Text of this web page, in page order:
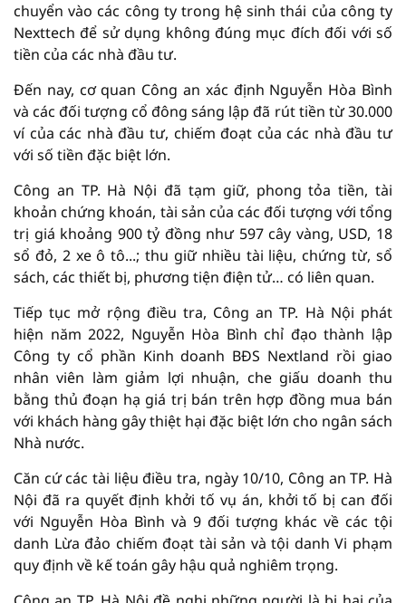
chuyển vào các công ty trong hệ sinh thái của công ty
Nexttech để sử dụng không đúng mục đích đối với số
tiền của các nhà đầu tư.
Đến nay, cơ quan Công an xác định Nguyễn Hòa Bình
và các đối tượng cổ đông sáng lập đã rút tiền từ 30.000
ví của các nhà đầu tư, chiếm đoạt của các nhà đầu tư
với số tiền đặc biệt lớn.
Công an TP. Hà Nội đã tạm giữ, phong tỏa tiền, tài
khoản chứng khoán, tài sản của các đối tượng với tổng
trị giá khoảng 900 tỷ đồng như 597 cây vàng, USD, 18
sổ đỏ, 2 xe ô tô...; thu giữ nhiều tài liệu, chứng từ, sổ
sách, các thiết bị, phương tiện điện tử… có liên quan.
Tiếp tục mở rộng điều tra, Công an TP. Hà Nội phát
hiện năm 2022, Nguyễn Hòa Bình chỉ đạo thành lập
Công ty cổ phần Kinh doanh BĐS Nextland rồi giao
nhân viên làm giảm lợi nhuận, che giấu doanh thu
bằng thủ đoạn hạ giá trị bán trên hợp đồng mua bán
với khách hàng gây thiệt hại đặc biệt lớn cho ngân sách
Nhà nước.
Căn cứ các tài liệu điều tra, ngày 10/10, Công an TP. Hà
Nội đã ra quyết định khởi tố vụ án, khởi tố bị can đối
với Nguyễn Hòa Bình và 9 đối tượng khác về các tội
danh Lừa đảo chiếm đoạt tài sản và tội danh Vi phạm
quy định về kế toán gây hậu quả nghiêm trọng.